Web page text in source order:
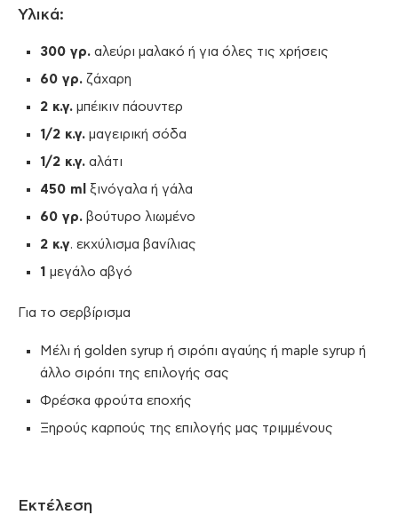
Υλικά:
300 γρ. αλεύρι μαλακό ή για όλες τις χρήσεις
60 γρ. ζάχαρη
2 κ.γ. μπέικιν πάουντερ
1/2 κ.γ. μαγειρική σόδα
1/2 κ.γ. αλάτι
450 ml ξινόγαλα ή γάλα
60 γρ. βούτυρο λιωμένο
2 κ.γ. εκχύλισμα βανίλιας
1 μεγάλο αβγό
Για το σερβίρισμα
Μέλι ή golden syrup ή σιρόπι αγαύης ή maple syrup ή
άλλο σιρόπι της επιλογής σας
Φρέσκα φρούτα εποχής
Ξηρούς καρπούς της επιλογής μας τριμμένους
Εκτέλεση